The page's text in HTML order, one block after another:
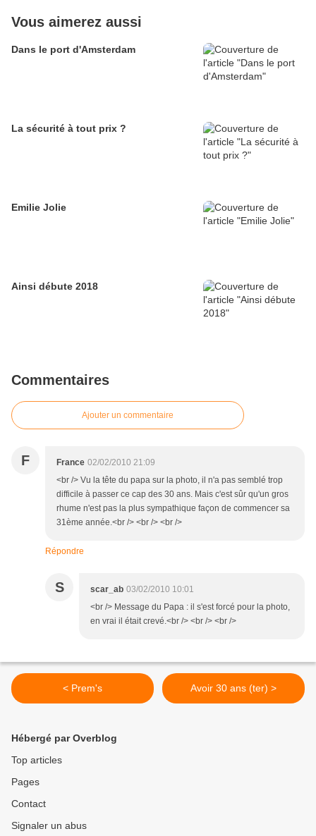
Vous aimerez aussi
Dans le port d'Amsterdam
La sécurité à tout prix ?
Emilie Jolie
Ainsi débute 2018
Commentaires
Ajouter un commentaire
F France 02/02/2010 21:09
<br /> Vu la tête du papa sur la photo, il n'a pas semblé trop
difficile à passer ce cap des 30 ans. Mais c'est sûr qu'un gros
rhume n'est pas la plus sympathique façon de commencer sa
31ème année.<br /> <br /> <br />
Répondre
S scar_ab 03/02/2010 10:01
<br /> Message du Papa : il s'est forcé pour la photo,
en vrai il était crevé.<br /> <br /> <br />
< Prem's Avoir 30 ans (ter) >
Hébergé par Overblog
Top articles
Pages
Contact
Signaler un abus